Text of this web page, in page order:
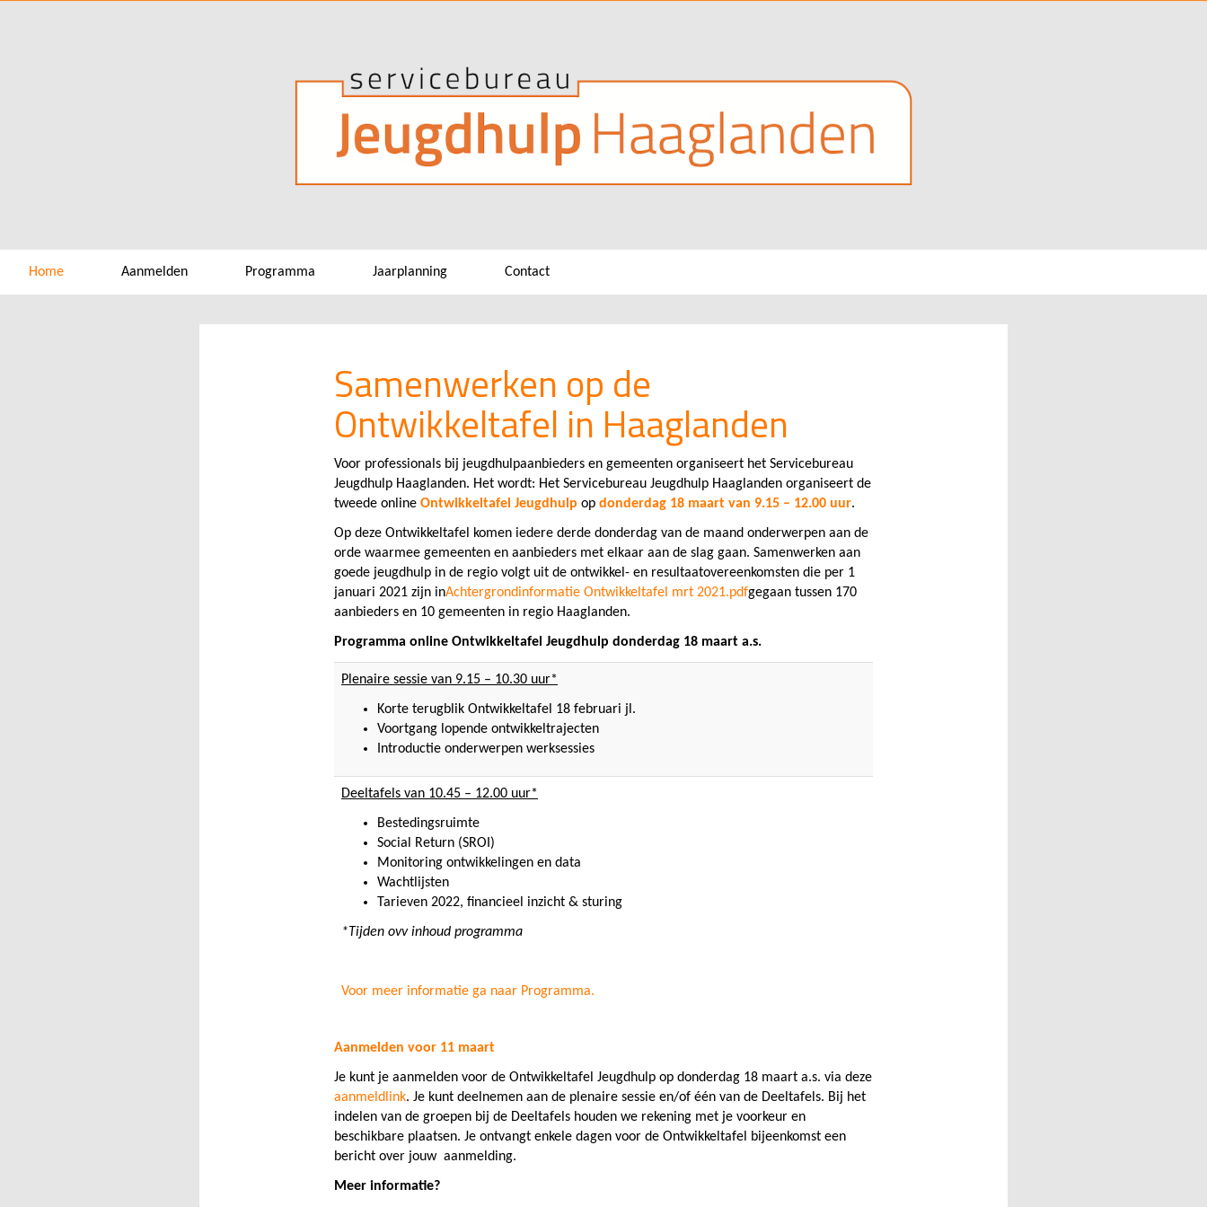
Home Aanmelden Programma Jaarplanning Contact
Samenwerken op de
Ontwikkeltafel in Haaglanden
Voor professionals bij jeugdhulpaanbieders en gemeenten organiseert het Servicebureau
Jeugdhulp Haaglanden. Het wordt: Het Servicebureau Jeugdhulp Haaglanden organiseert de
tweede online Ontwikkeltafel Jeugdhulp op donderdag 18 maart van 9.15 – 12.00 uur.
Op deze Ontwikkeltafel komen iedere derde donderdag van de maand onderwerpen aan de
orde waarmee gemeenten en aanbieders met elkaar aan de slag gaan. Samenwerken aan
goede jeugdhulp in de regio volgt uit de ontwikkel- en resultaatovereenkomsten die per 1
januari 2021 zijn inAchtergrondinformatie Ontwikkeltafel mrt 2021.pdfgegaan tussen 170
aanbieders en 10 gemeenten in regio Haaglanden.
Programma online Ontwikkeltafel Jeugdhulp donderdag 18 maart a.s.
Plenaire sessie van 9.15 – 10.30 uur*
Korte terugblik Ontwikkeltafel 18 februari jl.
Voortgang lopende ontwikkeltrajecten
Introductie onderwerpen werksessies
Deeltafels van 10.45 – 12.00 uur*
Bestedingsruimte
Social Return (SROI)
Monitoring ontwikkelingen en data
Wachtlijsten
Tarieven 2022, financieel inzicht & sturing
*Tijden ovv inhoud programma
Voor meer informatie ga naar Programma.
Aanmelden voor 11 maart
Je kunt je aanmelden voor de Ontwikkeltafel Jeugdhulp op donderdag 18 maart a.s. via deze
aanmeldlink. Je kunt deelnemen aan de plenaire sessie en/of één van de Deeltafels. Bij het
indelen van de groepen bij de Deeltafels houden we rekening met je voorkeur en
beschikbare plaatsen. Je ontvangt enkele dagen voor de Ontwikkeltafel bijeenkomst een
bericht over jouw aanmelding.
Meer informatie?